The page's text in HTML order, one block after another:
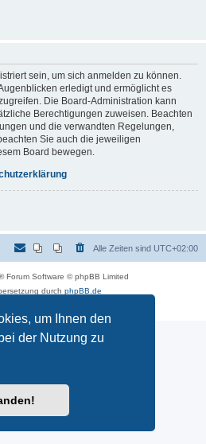
um Ihnen den
der Nutzung zu
sein, um sich anmelden zu können.
erledigt und ermöglicht es
Die Board-Administration kann
Berechtigungen zuweisen. Beachten
und die verwandten Regelungen,
Sie auch die jeweiligen
Board bewegen.
Alle Zeiten sind UTC+02:00
Forum Software © phpBB Limited
durch phpBB.de